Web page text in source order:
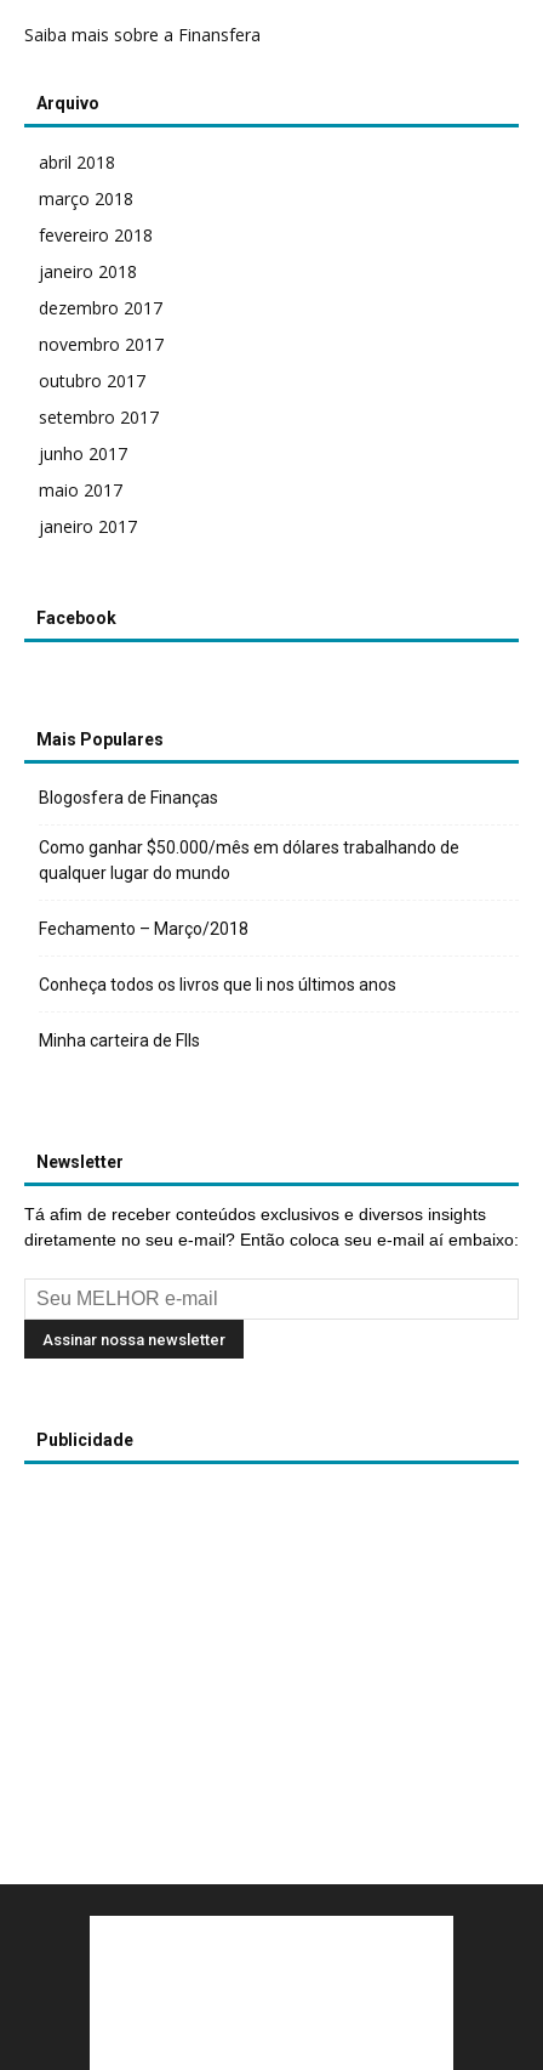
Saiba mais sobre a Finansfera
Arquivo
abril 2018
março 2018
fevereiro 2018
janeiro 2018
dezembro 2017
novembro 2017
outubro 2017
setembro 2017
junho 2017
maio 2017
janeiro 2017
Facebook
Mais Populares
Blogosfera de Finanças
Como ganhar $50.000/mês em dólares trabalhando de
qualquer lugar do mundo
Fechamento – Março/2018
Conheça todos os livros que li nos últimos anos
Minha carteira de FIIs
Newsletter
Tá afim de receber conteúdos exclusivos e diversos insights
diretamente no seu e-mail? Então coloca seu e-mail aí embaixo:
Publicidade